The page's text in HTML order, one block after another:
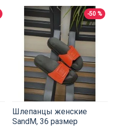
-50 %
Шлепанцы женские
SandM, 36 размер